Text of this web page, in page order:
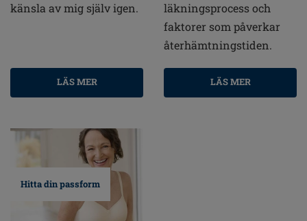
känsla av mig själv igen.
LÄS MER
läkningsprocess och
faktorer som påverkar
återhämtningstiden.
LÄS MER
Hitta din passform